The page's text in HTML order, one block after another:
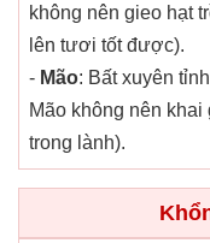
không nên gieo hạt
lên tươi tốt được).
- Mão: Bất xuyên
Mão không nên
trong lành).